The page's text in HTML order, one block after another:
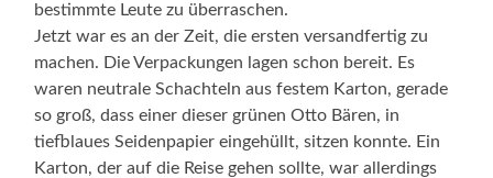
bestimmte Leute zu überraschen.
Jetzt war es an der Zeit, die ersten versandfertig zu
machen. Die Verpackungen lagen schon bereit. Es
waren neutrale Schachteln aus festem Karton, gerade
so groß, dass einer dieser grünen Otto Bären, in
tiefblaues Seidenpapier eingehüllt, sitzen konnte. Ein
Karton, der auf die Reise gehen sollte, war allerdings